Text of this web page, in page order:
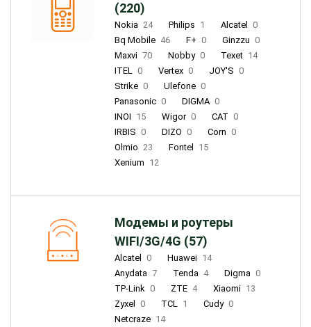
(220)
Nokia 24 Philips 1 Alcatel
0
Bq Mobile 46 F+ 0 Ginzzu 0
Maxvi 70 Nobby 0 Texet 14
ITEL 0 Vertex 0 JOY'S 0
Strike 0 Ulefone 0
Panasonic 0 DIGMA 0
INOI 15 Wigor 0 CAT 0
IRBIS 0 DIZO 0 Corn 0
Olmio 23 Fontel
15
Xenium 12
Модемы и роутеры
WIFI/3G/4G (57)
Alcatel 0 Huawei 14
Anydata 7 Tenda 4 Digma 0
TP-Link 0 ZTE 4 Xiaomi 13
Zyxel
0 TCL 1 Cudy 0
Netcraze 14